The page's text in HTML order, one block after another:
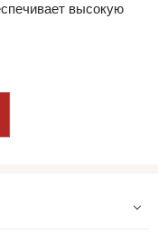
высокую